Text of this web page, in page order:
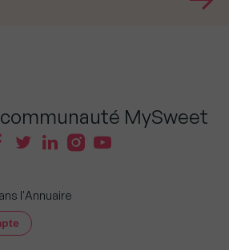
MySweet
l'Annuaire